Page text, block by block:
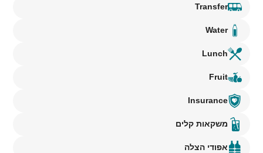
Transfer
Water
Lunch
Fruit
Insurance
משקאות קלים
אפודי הצלה